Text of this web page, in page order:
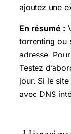
ajoutez une
En résumé :
torrenting ou
adresse.
Testez
jour. Si le
avec DNS